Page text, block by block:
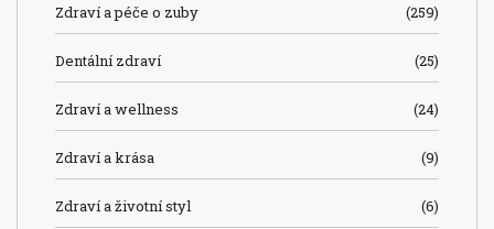
Zdraví a péče o zuby (259)
Dentální zdraví (25)
Zdraví a wellness (24)
Zdraví a krása (9)
Zdraví a životní styl (6)